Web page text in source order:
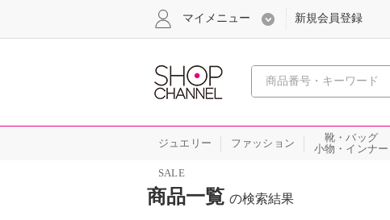
心おどる、瞬間
マイメニュー 新規会員登録
ジュエリー ファッション
靴・バッグ
小物・インナー
SALE
商品一覧 の検索結果